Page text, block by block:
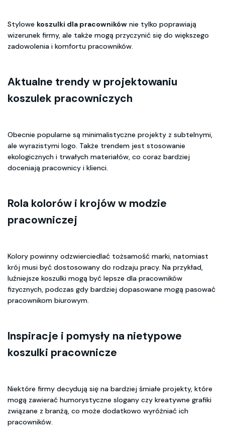
Stylowe koszulki dla pracowników nie tylko poprawiają
wizerunek firmy, ale także mogą przyczynić się do większego
zadowolenia i komfortu pracowników.
Aktualne trendy w projektowaniu
koszulek pracowniczych
Obecnie popularne są minimalistyczne projekty z subtelnymi,
ale wyrazistymi logo. Także trendem jest stosowanie
ekologicznych i trwałych materiałów, co coraz bardziej
doceniają pracownicy i klienci.
Rola kolorów i krojów w modzie
pracowniczej
Kolory powinny odzwierciedlać tożsamość marki, natomiast
krój musi być dostosowany do rodzaju pracy. Na przykład,
luźniejsze koszulki mogą być lepsze dla pracowników
fizycznych, podczas gdy bardziej dopasowane mogą pasować
pracownikom biurowym.
Inspiracje i pomysły na nietypowe
koszulki pracownicze
Niektóre firmy decydują się na bardziej śmiałe projekty, które
mogą zawierać humorystyczne slogany czy kreatywne grafiki
związane z branżą, co może dodatkowo wyróżniać ich
pracowników.